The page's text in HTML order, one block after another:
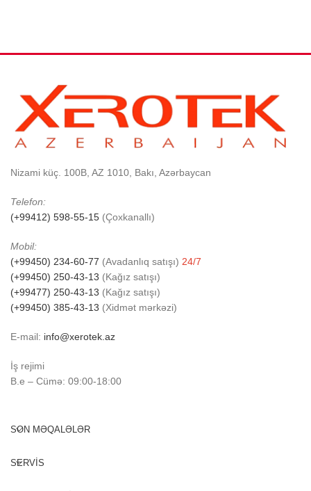
Nizami küç. 100B, AZ 1010, Bakı, Azərbaycan
Telefon:
(+99412) 598-55-15 (Çoxkanallı)
Mobil:
(+99450) 234-60-77 (Avadanlıq satışı) 24/7
(+99450) 250-43-13 (Kağız satışı)
(+99477) 250-43-13 (Kağız satışı)
(+99450) 385-43-13 (Xidmət mərkəzi)
E-mail: info@xerotek.az
İş rejimi
B.e – Cümə: 09:00-18:00
SON MƏQALƏLƏR
SERVİS